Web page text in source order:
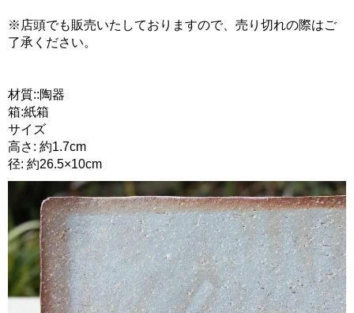
※店頭でも販売いたしておりますので、売り切れの際はご
了承ください。
材質::陶器
箱:紙箱
サイズ
高さ: 約1.7cm
径: 約26.5×10cm